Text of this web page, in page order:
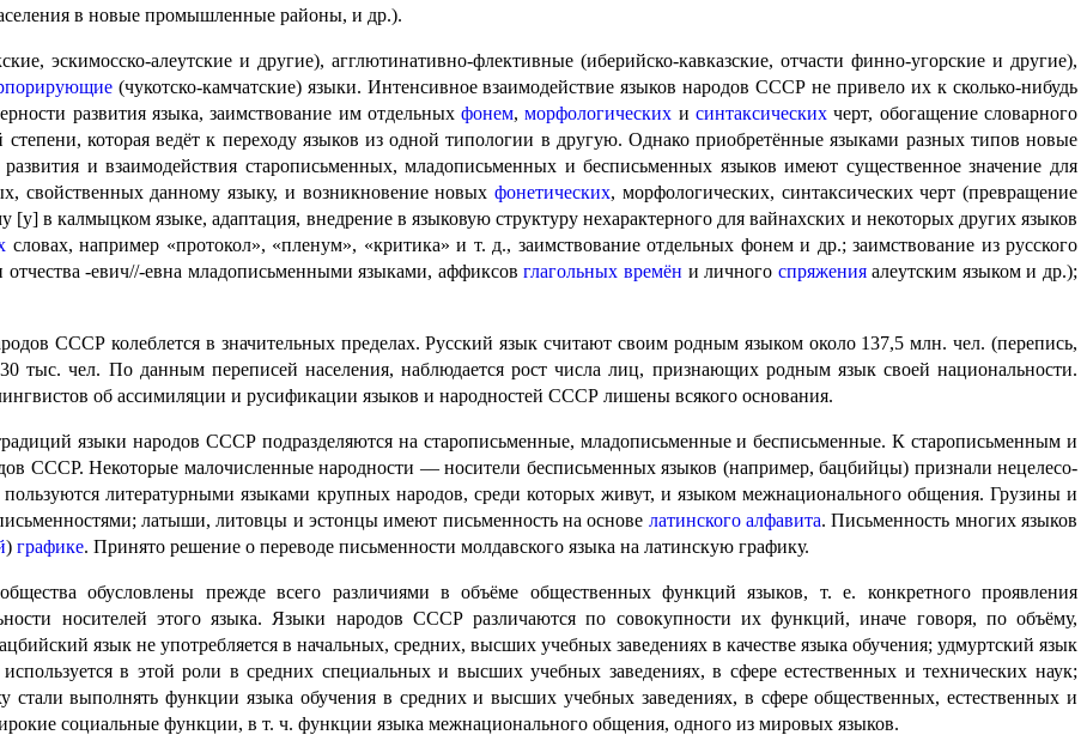
в новые промышленные районы, и др.).
эскимосско-алеутские и другие), агглютинативно-флективные (иберийско-кавказские, отчасти финно-угорские и другие),
(чукотско-камчатские) языки. Интенсивное взаимодействие языков народов СССР не привело их к сколько-нибудь
развития языка, заимство­ва­ние им отдельныхфонем,морфологических исинтаксических черт, обогащение словарного
степени, которая ведёт к переходу языков из одной типологии в другую. Однако приобретённые языками разных типов новые
и взаимодействия старописьменных, младописьменных и бесписьменных языков имеют существенное значение для
свойственных данному языку, и возникновение новых фонетических, морфологических, синтаксических черт (превращение
в калмыцком языке, адаптация, внедрение в языковую структуру нехарактерного для вайнахских и некоторых других языков
словах, например «протокол», «пленум», «критика» и т. д., заим­ство­ва­ние отдельных фонем и др.; заим­ство­ва­ние из русского
отчества -евич//-евна младописьменными языками, аффиксовглагольных времён и личного спряженияалеутским языком и др.);
СССР колеблется в значи­тель­ных пределах. Русский язык считают своим родным языком около 137,5 млн. чел. (перепись,
тыс. чел. По данным переписей населения, наблюдается рост числа лиц, признающих родным язык своей национальности.
об ассимиляции и русификации языков и народностей СССР лишены всякого основания.
языки народов СССР подраз­де­ля­ют­ся на старописьменные, младописьменные и бесписьменные. К старо­пись­мен­ным и
СССР. Некоторые малочисленные народности — носители бесписьменных языков (например, бацбийцы) призна­ли нецеле­со­
литературными языками крупных народов, среди которых живут, и языком межнационального общения. Грузины и
латыши, литовцы и эстонцы имеют письмен­ность на основе латинского алфавита. Письменность многих языков
) графике. Принято решение о переводе письмен­но­сти молдавского языка на латинскую графику.
обусловлены прежде всего различиями в объёме общественных функций языков, т. е. конкретного прояв­ле­ния
носителей этого языка. Языки народов СССР различаются по совокупности их функций, иначе говоря, по объёму,
язык не употребляется в начальных, средних, высших учебных заведениях в качестве языка обучения; удмуртский язык
в этой роли в средних специальных и высших учебных заведениях, в сфере естественных и технических наук;
стали выполнять функции языка обучения в средних и высших учебных заведениях, в сфере общественных, естественных и
социальные функции, в т. ч. функции языка межнационального общения, одного из мировых языков.